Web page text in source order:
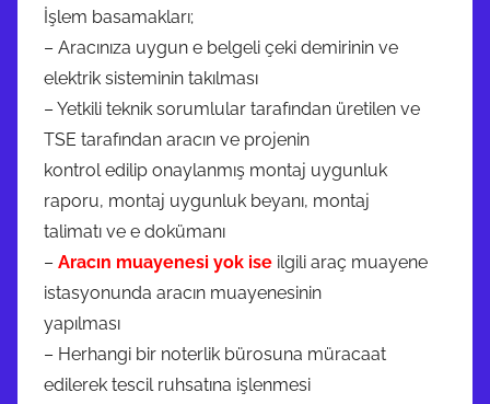
İşlem basamakları;
– Aracınıza uygun e belgeli çeki demirinin ve
elektrik sisteminin takılması
– Yetkili teknik sorumlular tarafından üretilen ve
TSE tarafından aracın ve projenin
kontrol edilip onaylanmış montaj uygunluk
raporu, montaj uygunluk beyanı, montaj
talimatı ve e dokümanı
– Aracın muayenesi yok ise ilgili araç muayene
istasyonunda aracın muayenesinin
yapılması
– Herhangi bir noterlik bürosuna müracaat
edilerek tescil ruhsatına işlenmesi